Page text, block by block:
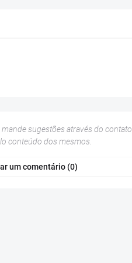
sugestões através do contato
conteúdo dos mesmos.
um comentário (0)